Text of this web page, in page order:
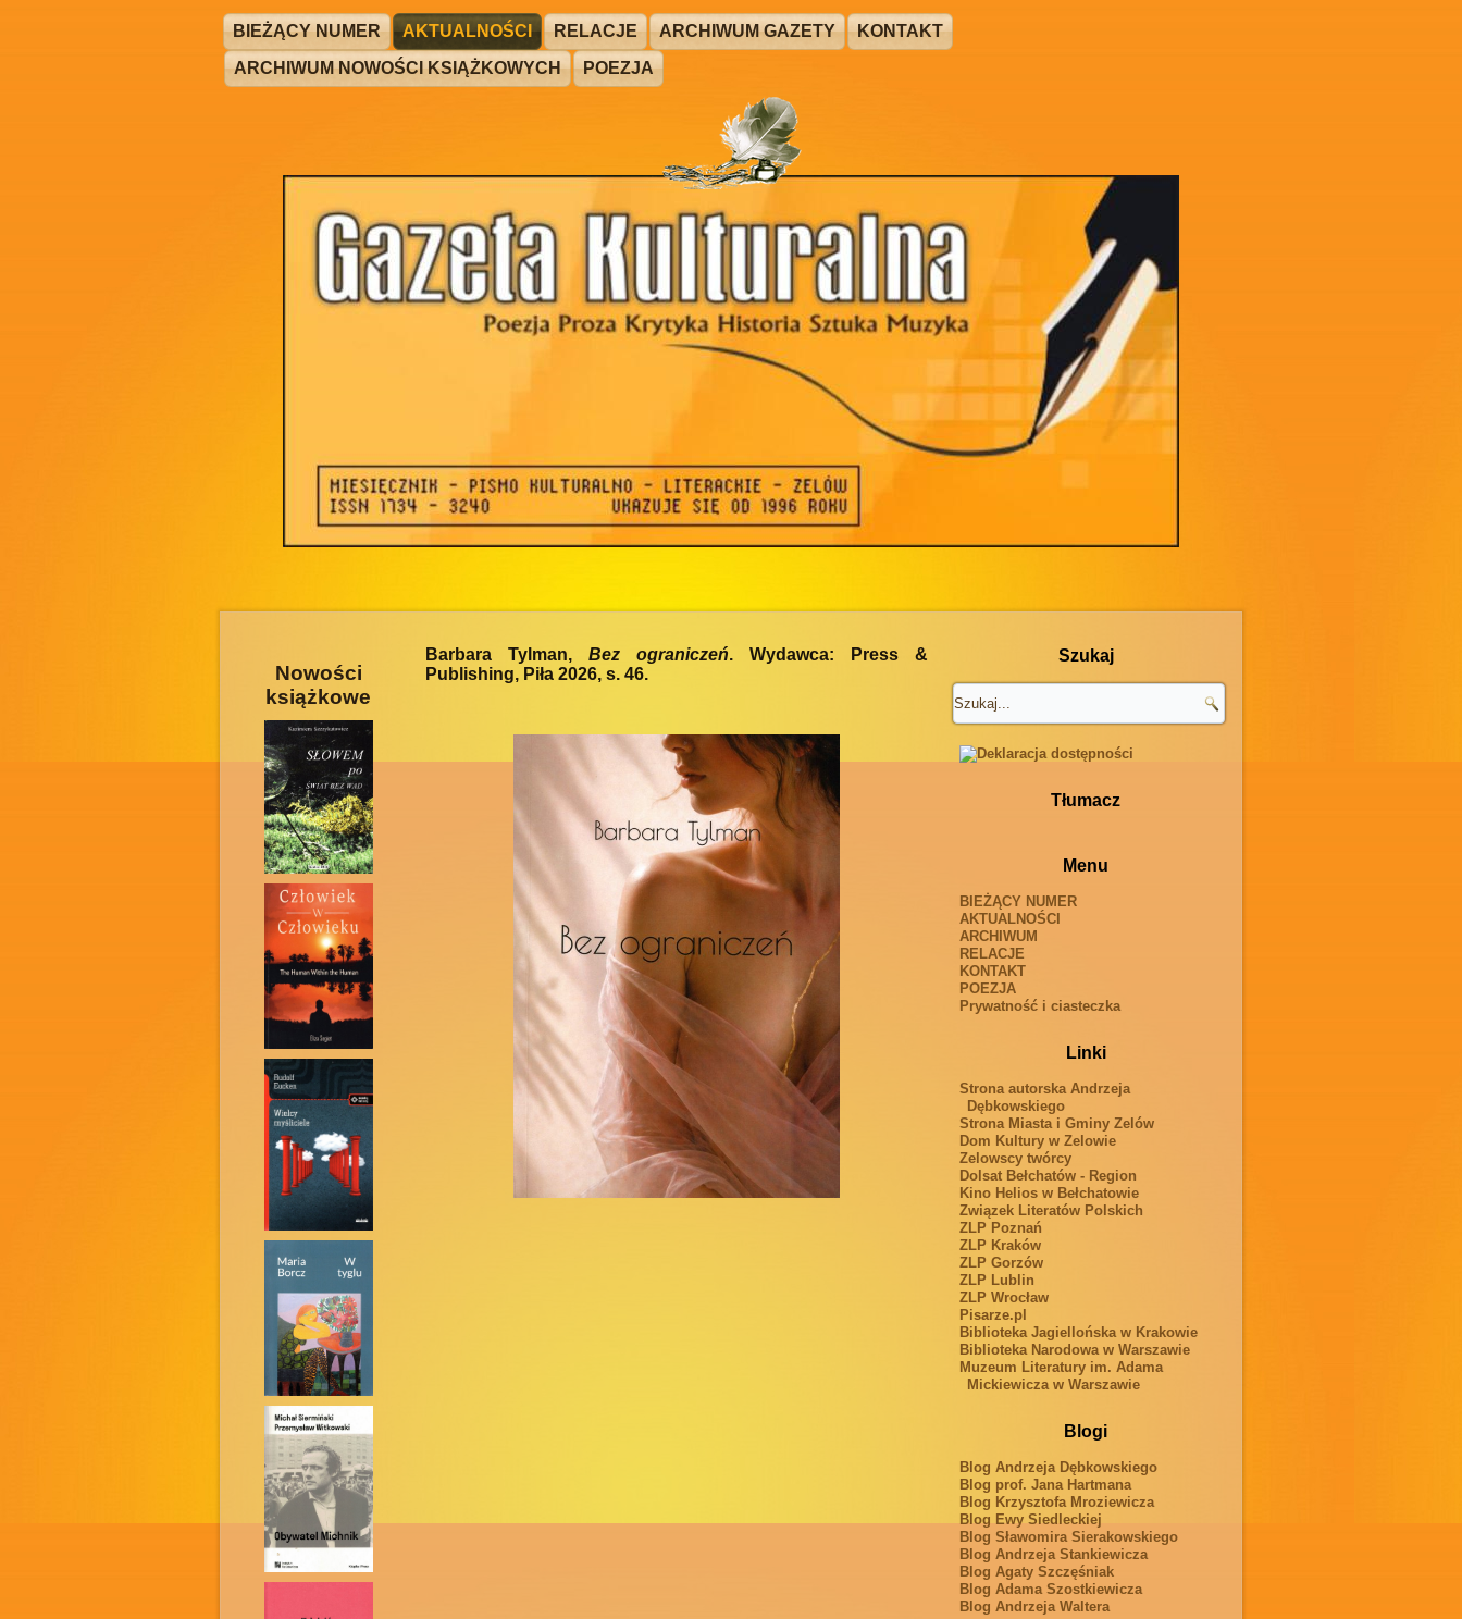
BIEŻĄCY NUMER AKTUALNOŚCI RELACJE ARCHIWUM GAZETY
KONTAKT
ARCHIWUM NOWOŚCI KSIĄŻKOWYCH
POEZJA
Nowości
książkowe
Barbara Tylman, Bez ograniczeń. Wydawca: Press &
Publishing, Piła 2026, s. 46.
Szukaj
Tłumacz
Menu
BIEŻĄCY NUMER
AKTUALNOŚCI
ARCHIWUM
RELACJE
KONTAKT
POEZJA
Prywatność i ciasteczka
Linki
Strona autorska Andrzeja
Dębkowskiego
Strona Miasta i Gminy Zelów
Dom Kultury w Zelowie
Zelowscy twórcy
Dolsat Bełchatów - Region
Kino Helios w Bełchatowie
Związek Literatów Polskich
ZLP Poznań
ZLP Kraków
ZLP Gorzów
ZLP Lublin
ZLP Wrocław
Pisarze.pl
Biblioteka Jagiellońska w Krakowie
Biblioteka Narodowa w Warszawie
Muzeum Literatury im. Adama
Mickiewicza w Warszawie
Blogi
Blog Andrzeja Dębkowskiego
Blog prof. Jana Hartmana
Blog Krzysztofa Mroziewicza
Blog Ewy Siedleckiej
Blog Sławomira Sierakowskiego
Blog Andrzeja Stankiewicza
Blog Agaty Szczęśniak
Blog Adama Szostkiewicza
Blog Andrzeja Waltera